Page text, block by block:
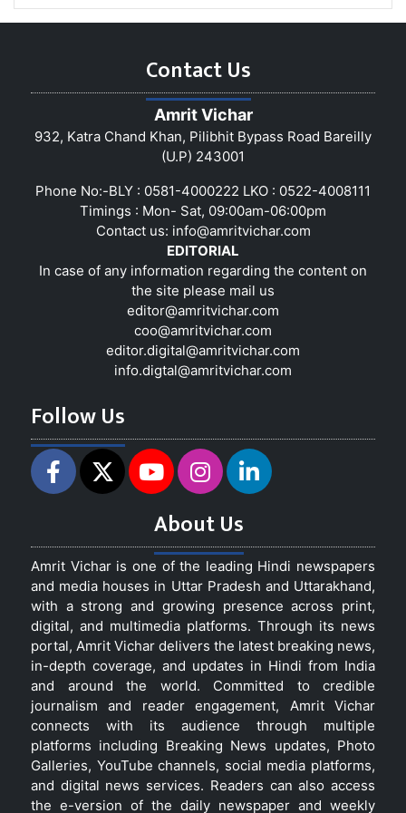
Contact Us
Amrit Vichar
932, Katra Chand Khan, Pilibhit Bypass Road Bareilly
(U.P) 243001
Phone No:-BLY : 0581-4000222 LKO : 0522-4008111
Timings : Mon- Sat, 09:00am-06:00pm
Contact us: info@amritvichar.com
EDITORIAL
In case of any information regarding the content on
the site please mail us
editor@amritvichar.com
coo@amritvichar.com
editor.digital@amritvichar.com
info.digtal@amritvichar.com
Follow Us
About Us
Amrit Vichar is one of the leading Hindi newspapers
and media houses in Uttar Pradesh and Uttarakhand,
with a strong and growing presence across print,
digital, and multimedia platforms. Through its news
portal, Amrit Vichar delivers the latest breaking news,
in-depth coverage, and updates in Hindi from India
and around the world. Committed to credible
journalism and reader engagement, Amrit Vichar
connects with its audience through multiple
platforms including Breaking News updates, Photo
Galleries, YouTube channels, social media platforms,
and digital news services. Readers can also access
the e-version of the daily newspaper and weekly